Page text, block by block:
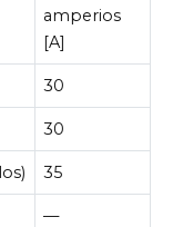
amperios
[A]
30
30
35
—